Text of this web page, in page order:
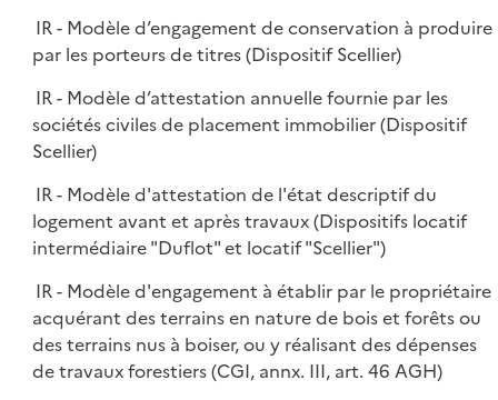
IR - Modèle d’engagement de conservation à produire
par les porteurs de titres (Dispositif Scellier)
IR - Modèle d’attestation annuelle fournie par les
sociétés civiles de placement immobilier (Dispositif
Scellier)
IR - Modèle d'attestation de l'état descriptif du
logement avant et après travaux (Dispositifs locatif
intermédiaire "Duflot" et locatif "Scellier")
IR - Modèle d'engagement à établir par le propriétaire
acquérant des terrains en nature de bois et forêts ou
des terrains nus à boiser, ou y réalisant des dépenses
de travaux forestiers (CGI, annx. III, art. 46 AGH)